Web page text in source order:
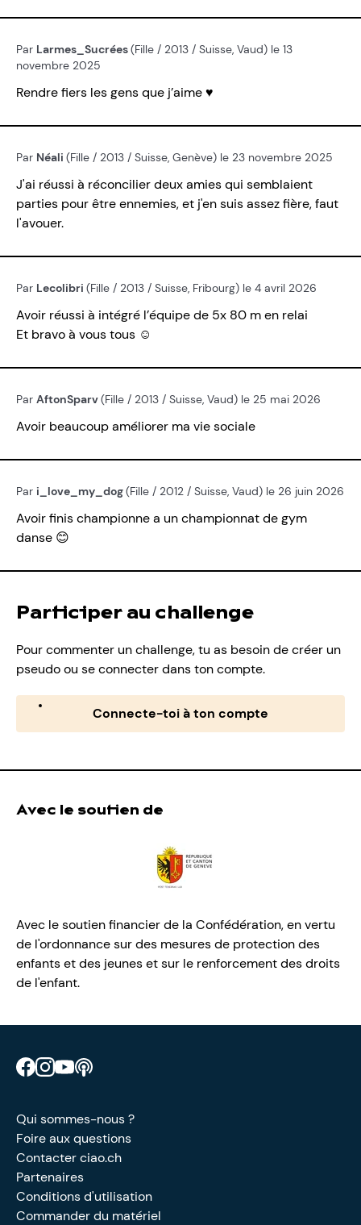
Par Larmes_Sucrées(Fille / 2013 / Suisse, Vaud) le 13
novembre 2025
Rendre fiers les gens que j’aime ♥️
Par Néali (Fille / 2013 / Suisse, Genève) le 23 novembre 2025
J'ai réussi à réconcilier deux amies qui semblaient
parties pour être ennemies, et j'en suis assez fière, faut
l'avouer.
Par Lecolibri (Fille / 2013 / Suisse, Fribourg) le 4 avril 2026
Avoir réussi à intégré l’équipe de 5x 80 m en relai
Et bravo à vous tous ☺️
Par AftonSparv(Fille / 2013 / Suisse, Vaud) le 25 mai 2026
Avoir beaucoup améliorer ma vie sociale
Par i_love_my_dog(Fille / 2012 / Suisse, Vaud) le 26 juin 2026
Avoir finis championne a un championnat de gym
danse 😊
Participer au challenge
Pour commenter un challenge, tu as besoin de créer un
pseudo ou se connecter dans ton compte.
Connecte-toi à ton compte
Avec le soutien de
Avec le soutien financier de la Confédération, en vertu
de l'ordonnance sur des mesures de protection des
enfants et des jeunes et sur le renforcement des droits
de l'enfant.
Retrouve CIAO sur Facebook
Retrouve CIAO sur Instagram
Retrouve CIAO sur YouTube
Qui sommes-nous ?
Foire aux questions
Contacter ciao.ch
Partenaires
Conditions d'utilisation
Commander du matériel